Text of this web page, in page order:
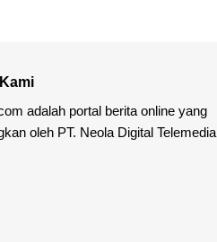
adalah portal berita online yang
oleh PT. Neola Digital